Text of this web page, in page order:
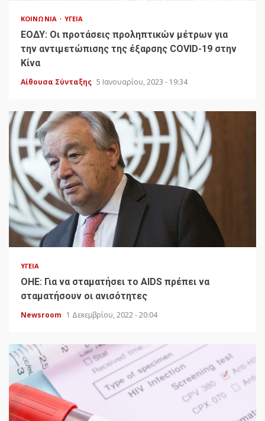
ΚΟΙΝΩΝΊΑ ΥΓΕΊΑ
ΕΟΔΥ: Οι προτάσεις προληπτικών μέτρων για
την αντιμετώπισης της έξαρσης COVID-19 στην
Κίνα
Αίθουσα Σύνταξης 5 Ιανουαρίου, 2023 - 19:34
ΥΓΕΊΑ
ΟΗΕ: Για να σταματήσει το AIDS πρέπει να
σταματήσουν οι ανισότητες
Newsroom 1 Δεκεμβρίου, 2022 - 20:04